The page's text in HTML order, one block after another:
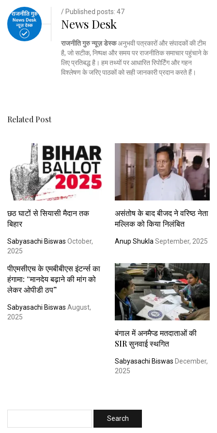
/ Published posts: 47
News Desk
राजनीति गुरु न्यूज़ डेस्कअनुभवी पत्रकारों और संपादकों की टीम
है, जो सटीक, निष्पक्ष और समय पर राजनीतिक समाचार पहुंचाने के
लिए प्रतिबद्ध है। हम तथ्यों पर आधारित रिपोर्टिंग और गहन
विश्लेषण के जरिए पाठकों को सही जानकारी प्रदान करते हैं।
Related Post
छठ घाटों से सियासी मैदान तक
बिहार
Sabyasachi Biswas October,
2025
असंतोष के बाद बीजद ने वरिष्ठ नेता
मल्लिक को किया निलंबित
Anup Shukla September, 2025
पीएमसीएच के एमबीबीएस इंटर्न्स का
हंगामा: “मानदेय बढ़ाने की मांग को
लेकर ओपीडी ठप”
Sabyasachi Biswas August,
2025
बंगाल में अनमैप्ड मतदाताओं की
SIR सुनवाई स्थगित
Sabyasachi Biswas December,
2025